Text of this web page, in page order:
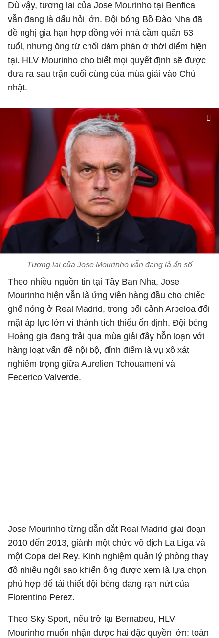
Dù vậy, tương lai của Jose Mourinho tại Benfica
vẫn đang là dấu hỏi lớn. Đội bóng Bồ Đào Nha đã
đề nghị gia hạn hợp đồng với nhà cầm quân 63
tuổi, nhưng ông từ chối đàm phán ở thời điểm hiện
tại. HLV Mourinho cho biết mọi quyết định sẽ được
đưa ra sau trận cuối cùng của mùa giải vào Chủ
nhật.
Tương lai của Jose Mourinho vẫn đang là ẩn số
Theo nhiều nguồn tin tại Tây Ban Nha, Jose
Mourinho hiện vẫn là ứng viên hàng đầu cho chiếc
ghế nóng ở Real Madrid, trong bối cảnh Arbeloa đối
mặt áp lực lớn vì thành tích thiếu ổn định. Đội bóng
Hoàng gia đang trải qua mùa giải đầy hỗn loạn với
hàng loạt vấn đề nội bộ, đỉnh điểm là vụ xô xát
nghiêm trọng giữa Aurelien Tchouameni và
Federico Valverde.
Jose Mourinho từng dẫn dắt Real Madrid giai đoạn
2010 đến 2013, giành một chức vô địch La Liga và
một Copa del Rey. Kinh nghiệm quản lý phòng thay
đồ nhiều ngôi sao khiến ông được xem là lựa chọn
phù hợp để tái thiết đội bóng đang rạn nứt của
Florentino Perez.
Theo Sky Sport, nếu trở lại Bernabeu, HLV
Mourinho muốn nhận được hai đặc quyền lớn: toàn